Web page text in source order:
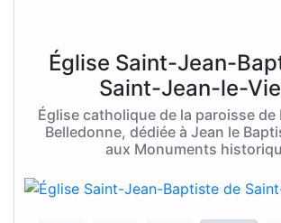
Église Saint-Jean-
Saint-Jean-le-
Église catholique de la paroisse
Belledonne, dédiée à Jean le
aux Monuments